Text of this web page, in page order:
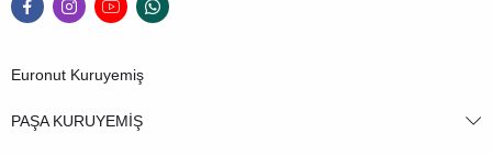
Euronut Kuruyemiş
PAŞA KURUYEMİŞ